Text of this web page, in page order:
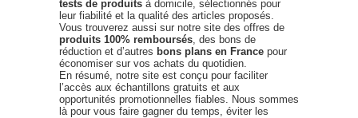
tests de produits à domicile, sélectionnés pour
leur fiabilité et la qualité des articles proposés.
Vous trouverez aussi sur notre site des offres de
produits 100% remboursés , des bons de
réduction et d’autres bons plans en France pour
économiser sur vos achats du quotidien.
En résumé, notre site est conçu pour faciliter
l’accès aux échantillons gratuits et aux
opportunités promotionnelles fiables. Nous sommes
là pour vous faire gagner du temps, éviter les